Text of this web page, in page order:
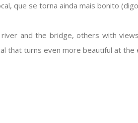
que se torna ainda mais bonito
and the bridge, others with
that turns even more beautiful at the